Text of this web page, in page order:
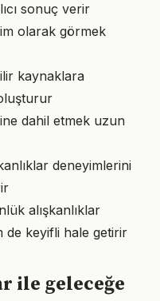
sonuç verir
olarak görmek
kaynaklara
dahil etmek uzun
deneyimlerini
alışkanlıklar
de keyifli hale getirir
ile geleceğe